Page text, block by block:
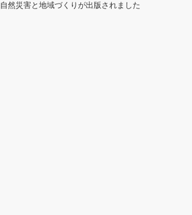
自然災害と地域づくりが出版されました